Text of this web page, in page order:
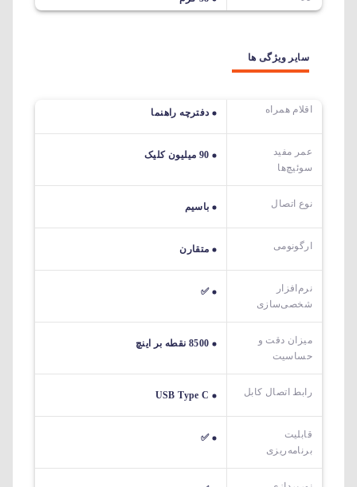
سایر ویژگی ها
اقلام همراه دفترچه راهنما
عمر مفید
سوئیچ‌ها
90 میلیون کلیک
نوع اتصال باسیم
ارگونومی متقارن
نرم‌افزار
شخصی‌سازی
✅
میزان دقت و
حساسیت
8500 نقطه بر اینچ
رابط اتصال کابل USB Type C
قابلیت
برنامه‌ریزی
✅